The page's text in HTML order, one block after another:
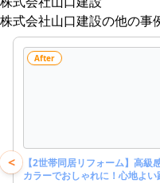
株式会社山口建設の他の事
<
After
【2世帯同居リフォーム】高級
カラーでおしゃれに！心地よ